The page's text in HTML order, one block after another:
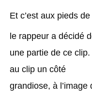
Et c’est aux pieds
le rappeur a décidé
une partie de ce
au clip un côté
grandiose, à